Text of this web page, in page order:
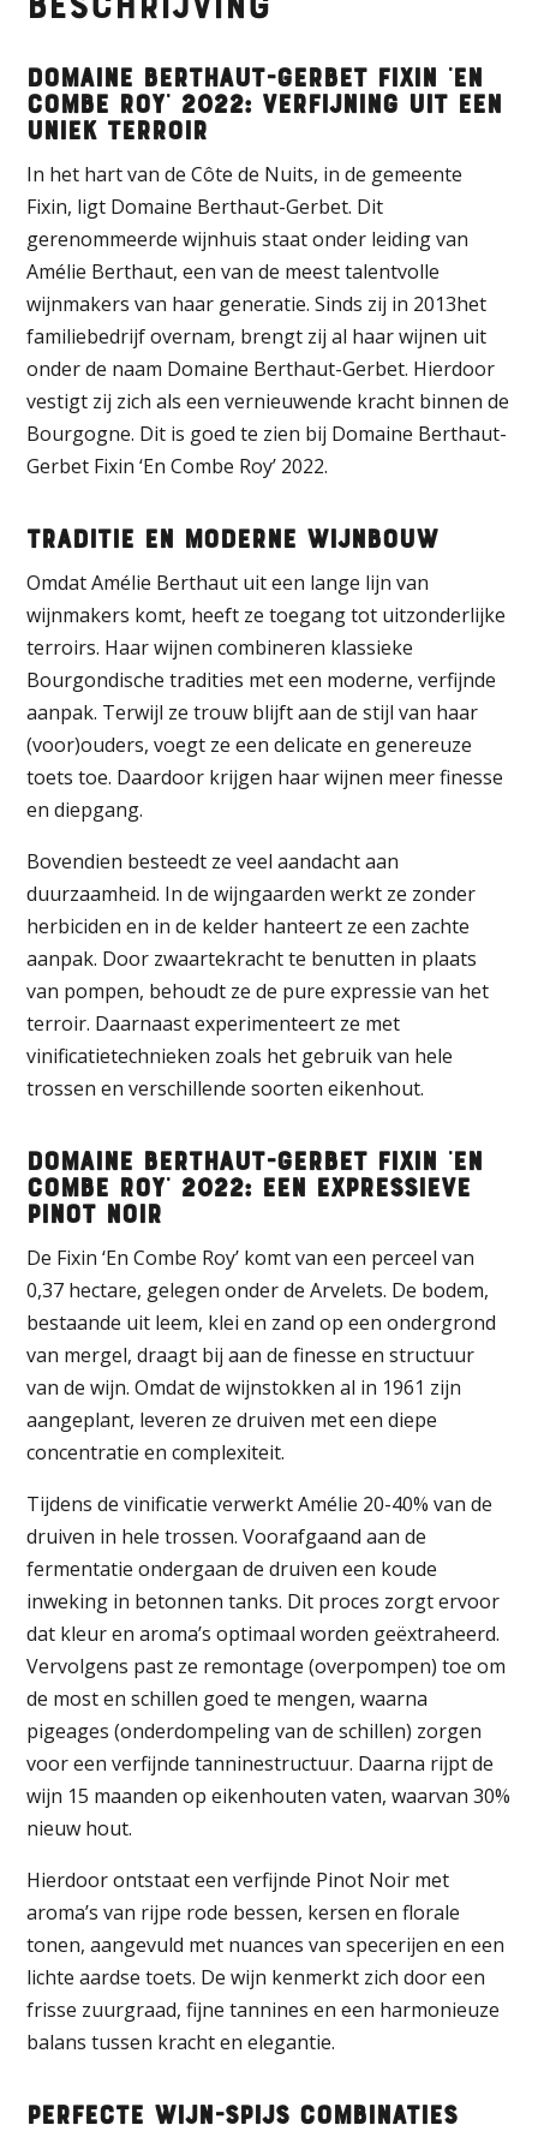
Beschrijving
Domaine Berthaut-Gerbet Fixin ‘En
Combe Roy’ 2022: verfijning uit een
uniek terroir
In het hart van de Côte de Nuits, in de gemeente
Fixin, ligt Domaine Berthaut-Gerbet. Dit
gerenommeerde wijnhuis staat onder leiding van
Amélie Berthaut, een van de meest talentvolle
wijnmakers van haar generatie. Sinds zij in 2013het
familiebedrijf overnam, brengt zij al haar wijnen uit
onder de naam Domaine Berthaut-Gerbet. Hierdoor
vestigt zij zich als een vernieuwende kracht binnen de
Bourgogne. Dit is goed te zien bij Domaine Berthaut-
Gerbet Fixin ‘En Combe Roy’ 2022.
Traditie en Moderne Wijnbouw
Omdat Amélie Berthaut uit een lange lijn van
wijnmakers komt, heeft ze toegang tot uitzonderlijke
terroirs. Haar wijnen combineren klassieke
Bourgondische tradities met een moderne, verfijnde
aanpak. Terwijl ze trouw blijft aan de stijl van haar
(voor)ouders, voegt ze een delicate en genereuze
toets toe. Daardoor krijgen haar wijnen meer finesse
en diepgang.
Bovendien besteedt ze veel aandacht aan
duurzaamheid. In de wijngaarden werkt ze zonder
herbiciden en in de kelder hanteert ze een zachte
aanpak. Door zwaartekracht te benutten in plaats
van pompen, behoudt ze de pure expressie van het
terroir. Daarnaast experimenteert ze met
vinificatietechnieken zoals het gebruik van hele
trossen en verschillende soorten eikenhout.
Domaine Berthaut-Gerbet Fixin ‘En
Combe Roy’ 2022: een expressieve
Pinot Noir
De Fixin ‘En Combe Roy’ komt van een perceel van
0,37 hectare, gelegen onder de Arvelets. De bodem,
bestaande uit leem, klei en zand op een ondergrond
van mergel, draagt bij aan de finesse en structuur
van de wijn. Omdat de wijnstokken al in 1961 zijn
aangeplant, leveren ze druiven met een diepe
concentratie en complexiteit.
Tijdens de vinificatie verwerkt Amélie 20-40% van de
druiven in hele trossen. Voorafgaand aan de
fermentatie ondergaan de druiven een koude
inweking in betonnen tanks. Dit proces zorgt ervoor
dat kleur en aroma’s optimaal worden geëxtraheerd.
Vervolgens past ze remontage (overpompen) toe om
de most en schillen goed te mengen, waarna
pigeages (onderdompeling van de schillen) zorgen
voor een verfijnde tanninestructuur. Daarna rijpt de
wijn 15 maanden op eikenhouten vaten, waarvan 30%
nieuw hout.
Hierdoor ontstaat een verfijnde Pinot Noir met
aroma’s van rijpe rode bessen, kersen en florale
tonen, aangevuld met nuances van specerijen en een
lichte aardse toets. De wijn kenmerkt zich door een
frisse zuurgraad, fijne tannines en een harmonieuze
balans tussen kracht en elegantie.
Perfecte Wijn-Spijs Combinaties